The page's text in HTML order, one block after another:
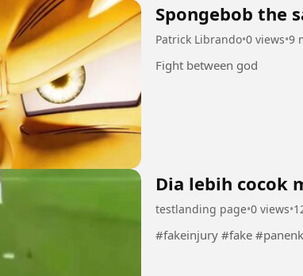
Spongebob the
Patrick Librando•0 views•9
Fight between god
Dia lebih cocok
testlanding page•0 views•
#fakeinjury #fake